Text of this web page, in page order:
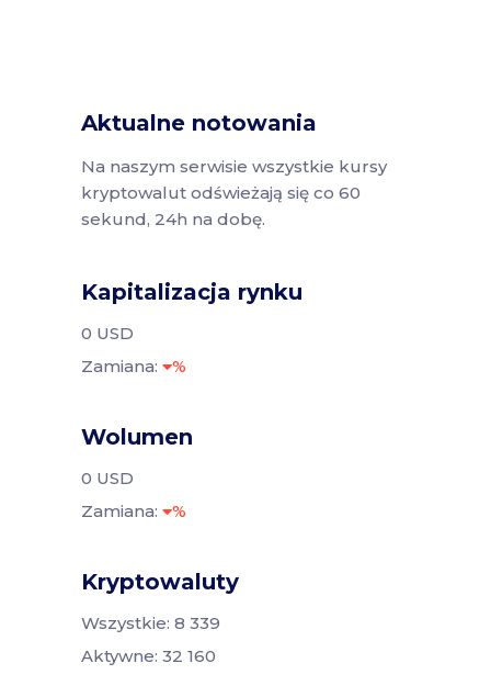
Aktualne notowania
Na naszym serwisie wszystkie kursy
kryptowalut odświeżają się co 60
sekund, 24h na dobę.
Kapitalizacja rynku
0 USD
Zamiana:
%
Wolumen
0 USD
Zamiana:
%
Kryptowaluty
Wszystkie: 8 339
Aktywne: 32 160